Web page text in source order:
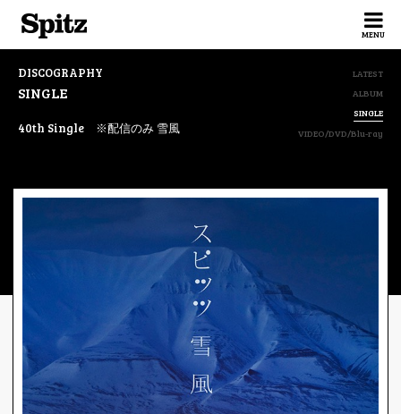
MENU
DISCOGRAPHY
SINGLE
40th Single ※配信のみ 雪風
LATEST
ALBUM
SINGLE
VIDEO/DVD/Blu-ray